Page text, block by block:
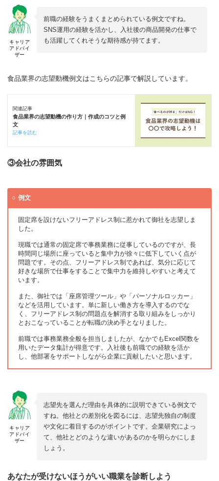
キャリア
アドバイ
ザー
前職の経験をうまくまとめられている例文ですね。
SNS運用の経験を活かし、入社後の商品開発の仕事で
も活躍してくれそうな期待感が持てます。
食品業界の志望動機例文はこちらの記事で解説しています。
関連記事
食品業界の志望動機の作り方｜作成のコツと例
文
記事を読む
③会社の雰囲気
例文
固定席を設けないフリーアドレス制に惹かれて御社を志望しま
した。
現職では通常の固定席で事務業務に従事しているのですが、長
時間同じ場所に座っていると集中力が徐々に低下していく点が
問題です。その点、フリーアドレス制であれば、気分に応じて
好きな場所で仕事をすることで集中力を維持しやすいと考えて
います。
また、御社では「座席管理ツール」や「パーソナルロッカー」
などを活用しています。単に新しい働き方を導入するのでな
く、フリーアドレス制の問題点を解消する取り組みをしっかり
とおこなっていることが転職の決め手となりました。
前職では事務業務全般を担当しましたが、なかでもExcel関数を
用いたデータ集計が得意です。入社後も前職での経験を活か
し、他部署をサポートしながら企業に貢献したいと思います。
キャリア
アドバイ
ザー
志望先を選んだ理由を具体的に説明できている例文で
すね。他社との差別化を図るには、志望先独自の制度
や文化に着目するのがポイントです。企業研究によっ
て、他社とどのような違いがあるのかを明らかにしま
しょう。
あなたが受けないほうがいい職業を診断しよう